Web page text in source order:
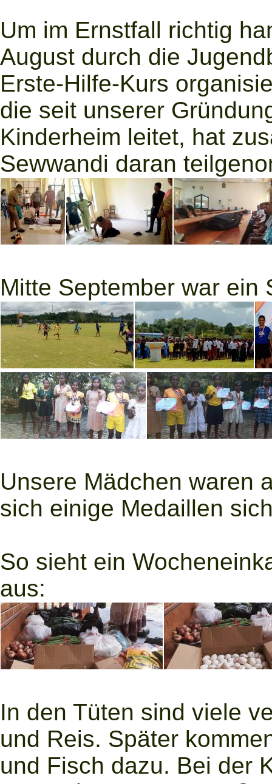
Um im Ernstfall richtig
August durch die
Erste-Hilfe-Kurs
die seit unserer
Kinderheim leitet, hat
Sewwandi daran
Mitte September war ein
Unsere Mädchen waren
sich einige Medaillen
So sieht ein
aus:
In den Tüten sind viele
und Reis. Später
und Fisch dazu. Bei der